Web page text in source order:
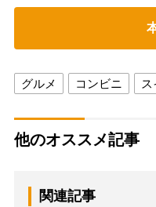
グルメ コンビニ
他のオススメ記事
関連記事